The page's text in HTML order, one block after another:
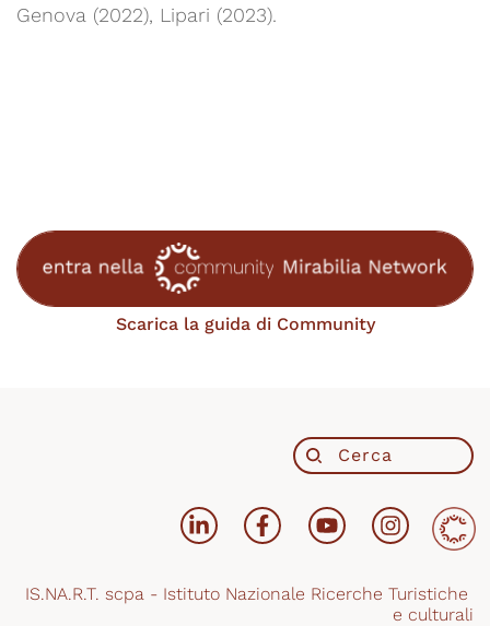
Genova (2022), Lipari (2023).
Scarica la guida di Community
IS.NA.R.T. scpa - Istituto Nazionale Ricerche Turistiche
e culturali